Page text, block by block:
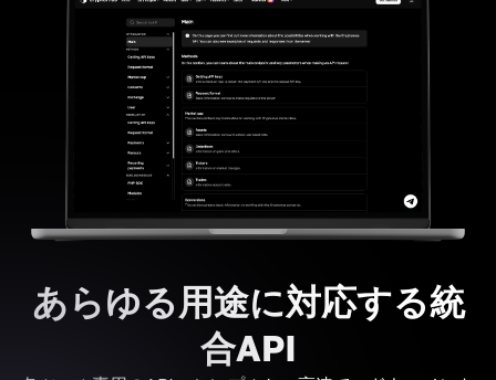
あらゆる用途に対応する統
合API